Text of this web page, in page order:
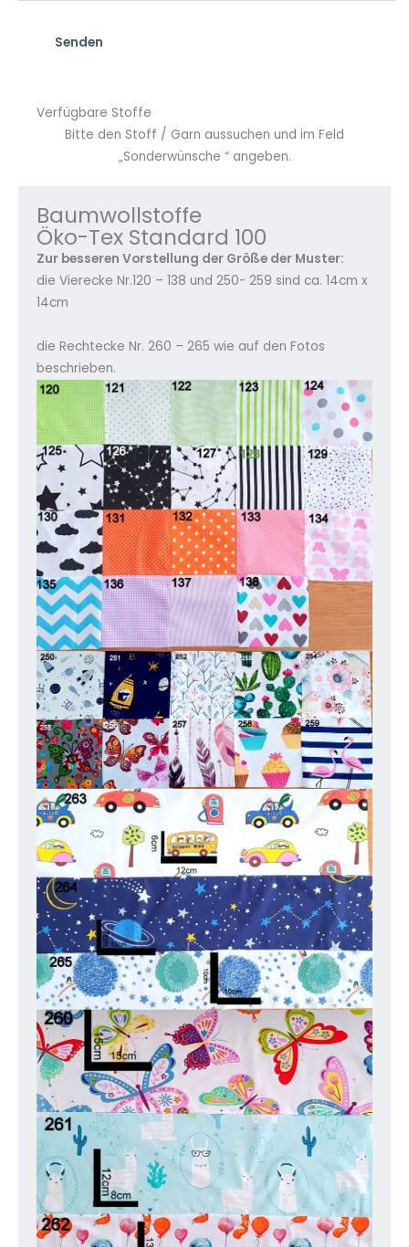
Verfügbare Stoffe
Bitte den Stoff / Garn aussuchen und im Feld
„Sonderwünsche “ angeben.
Baumwollstoffe
Öko-Tex Standard 100
Zur besseren Vorstellung der Größe der Muster:
die Vierecke Nr.120 – 138 und 250- 259 sind ca. 14cm x
14cm
die Rechtecke Nr. 260 – 265 wie auf den Fotos
beschrieben.